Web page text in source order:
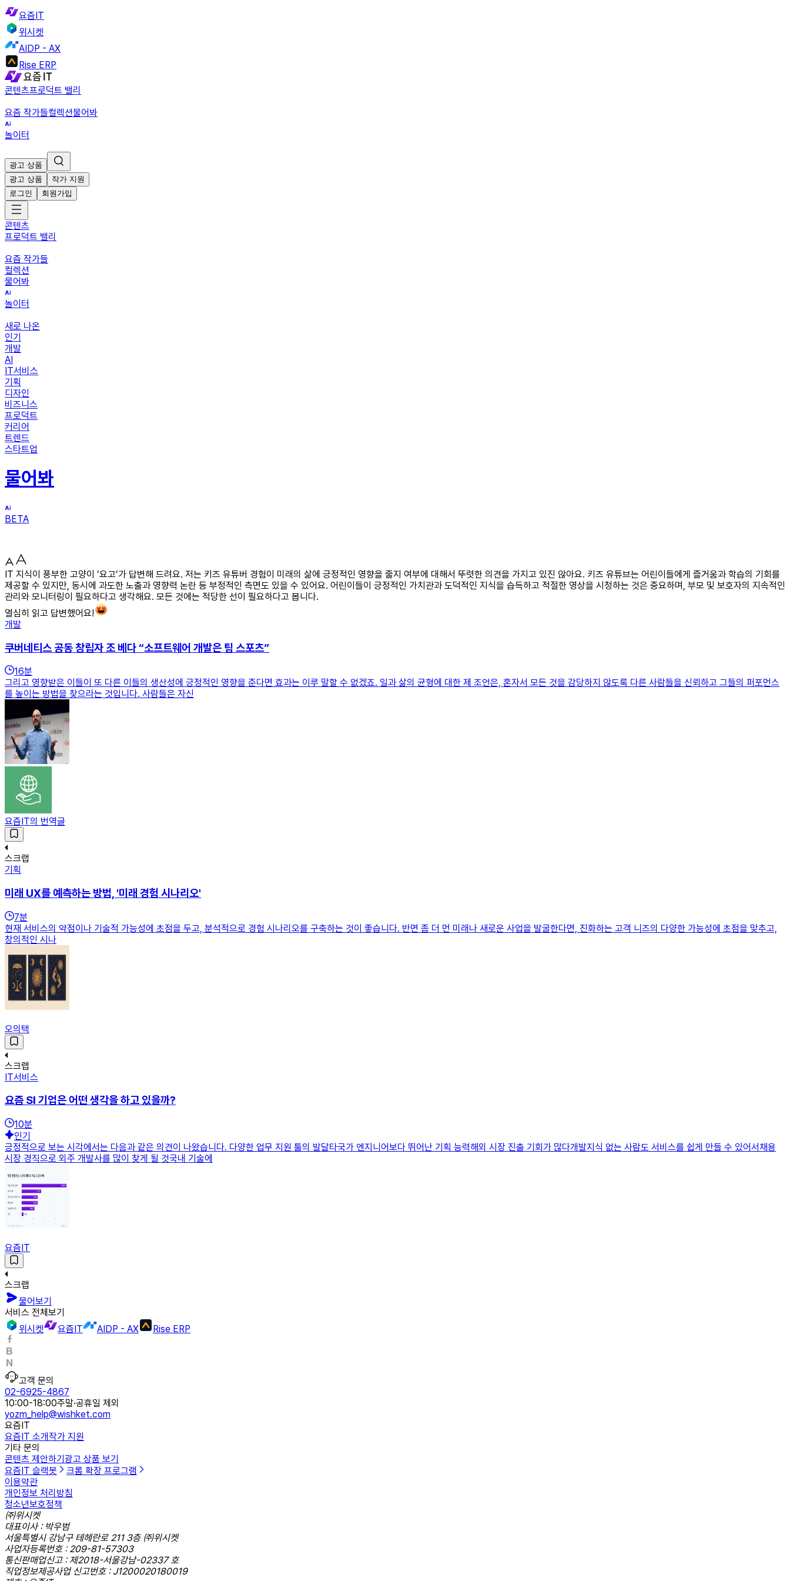
요즘IT
위시켓
AIDP - AX
Rise ERP
콘텐츠프로덕트 밸리
요즘 작가들컬렉션물어봐
놀이터
광고 상품
광고 상품
작가 지원
로그인
회원가입
콘텐츠
프로덕트 밸리
요즘 작가들
컬렉션
물어봐
놀이터
새로 나온
인기
개발
AI
IT서비스
기획
디자인
비즈니스
프로덕트
커리어
트렌드
스타트업
물어봐
BETA
IT 지식이 풍부한 고양이 ‘요고’가 답변해 드려요. 저는 키즈 유튜버 경험이 미래의 삶에 긍정적인 영향을 줄지 여부에 대해서 뚜렷한 의견을 가지고 있진 않아요. 키즈 유튜브는 어린이들에게 즐거움과 학습의 기회를
제공할 수 있지만, 동시에 과도한 노출과 영향력 논란 등 부정적인 측면도 있을 수 있어요. 어린이들이 긍정적인 가치관과 도덕적인 지식을 습득하고 적절한 영상을 시청하는 것은 중요하며, 부모 및 보호자의 지속적인
관리와 모니터링이 필요하다고 생각해요. 모든 것에는 적당한 선이 필요하다고 봅니다.
열심히 읽고 답변했어요!
개발
쿠버네티스 공동 창립자 조 베다 “소프트웨어 개발은 팀 스포츠”
16분
그리고 영향받은 이들이 또 다른 이들의 생산성에 긍정적인 영향을 준다면 효과는 이루 말할 수 없겠죠. 일과 삶의 균형에 대한 제 조언은, 혼자서 모든 것을 감당하지 않도록 다른 사람들을 신뢰하고 그들의 퍼포먼스
를 높이는 방법을 찾으라는 것입니다. 사람들은 자신
요즘IT의 번역글
스크랩
기획
미래 UX를 예측하는 방법, '미래 경험 시나리오'
7분
현재 서비스의 약점이나 기술적 가능성에 초점을 두고, 분석적으로 경험 시나리오를 구축하는 것이 좋습니다. 반면 좀 더 먼 미래나 새로운 사업을 발굴한다면, 진화하는 고객 니즈의 다양한 가능성에 초점을 맞추고,
창의적인 시나
오의택
스크랩
IT서비스
요즘 SI 기업은 어떤 생각을 하고 있을까?
10분
인기
긍정적으로 보는 시각에서는 다음과 같은 의견이 나왔습니다. 다양한 업무 지원 툴의 발달타국가 엔지니어보다 뛰어난 기획 능력해외 시장 진출 기회가 많다개발지식 없는 사람도 서비스를 쉽게 만들 수 있어서채용
시장 경직으로 외주 개발사를 많이 찾게 될 것국내 기술에
요즘IT
스크랩
물어보기
서비스 전체보기
위시켓
요즘IT AIDP - AX Rise ERP
고객 문의
02-6925-4867
10:00-18:00주말·공휴일 제외
yozm_help@wishket.com
요즘IT
요즘IT 소개작가 지원
기타 문의
콘텐츠 제안하기 광고 상품 보기
요즘IT 슬랙봇
크롬 확장 프로그램
이용약관
개인정보 처리방침
청소년보호정책
㈜위시켓
대표이사 : 박우범
서울특별시 강남구 테헤란로 211 3층 ㈜위시켓
사업자등록번호 : 209-81-57303
통신판매업신고 : 제2018-서울강남-02337 호
직업정보제공사업 신고번호 : J1200020180019